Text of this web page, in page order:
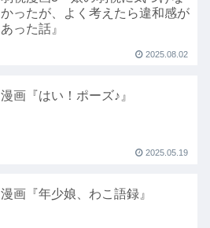
かったが、よく考えたら違和感が
あった話』
2025.08.02
漫画『はい！ポーズ♪』
2025.05.19
漫画『年少娘、わこ語録』